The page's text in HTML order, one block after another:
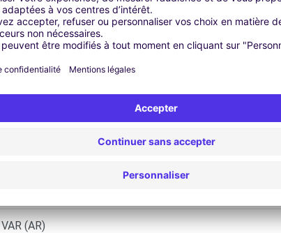
Agences similaires
(AR)